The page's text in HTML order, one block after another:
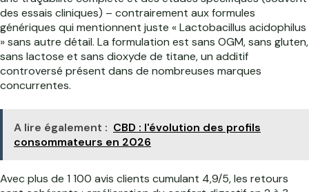
des essais cliniques) – contrairement aux formules
génériques qui mentionnent juste « Lactobacillus acidophilus
» sans autre détail. La formulation est sans OGM, sans gluten,
sans lactose et sans dioxyde de titane, un additif
controversé présent dans de nombreuses marques
concurrentes.
A lire également : CBD : l'évolution des profils
consommateurs en 2026
Avec plus de 1 100 avis clients cumulant 4,9/5, les retours